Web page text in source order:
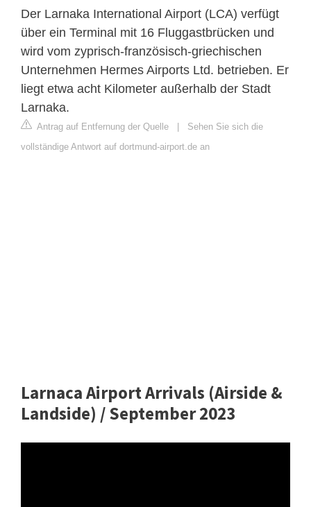
Der Larnaka International Airport (LCA) verfügt
über ein Terminal mit 16 Fluggastbrücken und
wird vom zyprisch-französisch-griechischen
Unternehmen Hermes Airports Ltd. betrieben. Er
liegt etwa acht Kilometer außerhalb der Stadt
Larnaka.
Antrag auf Entfernung der Quelle
Sehen Sie sich die
vollständige Antwort auf dortmund-airport.de an
Larnaca Airport Arrivals (Airside &
Landside) / September 2023